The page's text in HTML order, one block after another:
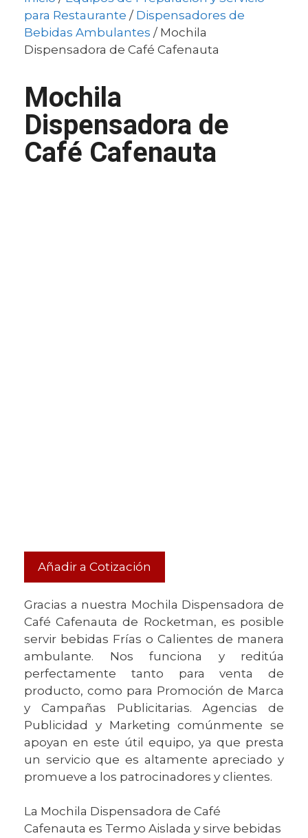
para Restaurante / Dispensadores de
Bebidas Ambulantes / Mochila
Dispensadora de Café Cafenauta
Mochila
Dispensadora de
Café Cafenauta
Añadir a Cotización
Gracias a nuestra Mochila Dispensadora de
Café Cafenauta de Rocketman, es posible
servir bebidas Frías o Calientes de manera
ambulante. Nos funciona y reditúa
perfectamente tanto para venta de
producto, como para Promoción de Marca
y Campañas Publicitarias. Agencias de
Publicidad y Marketing comúnmente se
apoyan en este útil equipo, ya que presta
un servicio que es altamente apreciado y
promueve a los patrocinadores y clientes.
La Mochila Dispensadora de Café
Cafenauta es Termo Aislada y sirve bebidas